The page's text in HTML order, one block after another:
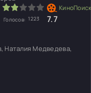
Голосов: 1223 7.7
Наталия Медведева,